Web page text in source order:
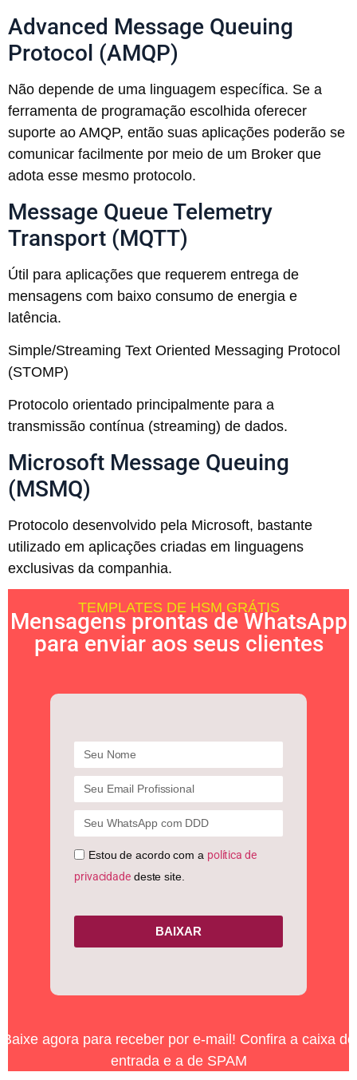
Advanced Message Queuing
Protocol (AMQP)
Não depende de uma linguagem específica. Se a
ferramenta de programação escolhida oferecer
suporte ao AMQP, então suas aplicações poderão se
comunicar facilmente por meio de um Broker que
adota esse mesmo protocolo.
Message Queue Telemetry
Transport (MQTT)
Útil para aplicações que requerem entrega de
mensagens com baixo consumo de energia e
latência.
Simple/Streaming Text Oriented Messaging Protocol
(STOMP)
Protocolo orientado principalmente para a
transmissão contínua (streaming) de dados.
Microsoft Message Queuing
(MSMQ)
Protocolo desenvolvido pela Microsoft, bastante
utilizado em aplicações criadas em linguagens
exclusivas da companhia.
TEMPLATES DE HSM GRÁTIS
Mensagens prontas de WhatsApp
para enviar aos seus clientes
Estou de acordo com a política de
privacidadedeste site.
BAIXAR
Baixe agora para receber por e-mail! Confira a caixa de
entrada e a de SPAM